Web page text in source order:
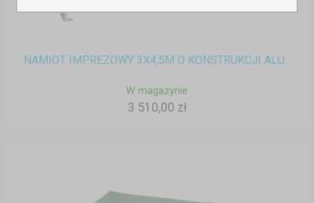
NAMIOT IMPREZOWY 3X4,5M O KONSTRUKCJI ALU...
W magazynie
3 510,00 zł